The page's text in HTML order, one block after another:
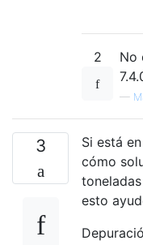
2
No
—
3
Si está
cómo
esto